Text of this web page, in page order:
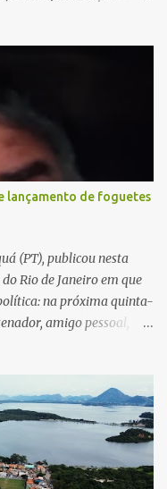
lançamento de foguetes
(PT), publicou nesta
Rio de Janeiro em que
na próxima quinta-
amigo pessoal,
Maricá em um
e estratégica. Segundo
maior sobre a
o vídeo, o prefeito
Segundo ele,